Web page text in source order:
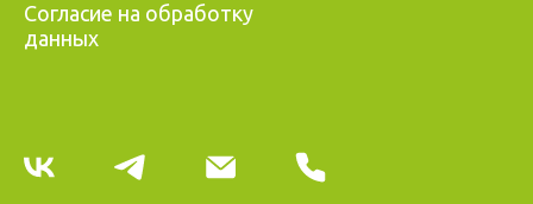
Согласие на обработку
данных